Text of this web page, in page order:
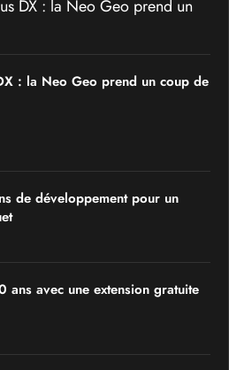
GEEKS
2026 - à Grigny
GEEKS
Colmar 2026
: la Neo Geo prend un coup de
de développement pour un
ans avec une extension gratuite